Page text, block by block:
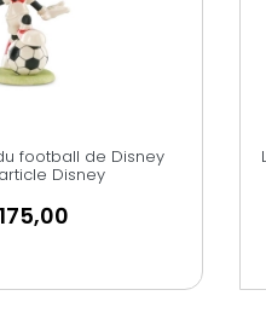
football de Disney
Disney
175,00